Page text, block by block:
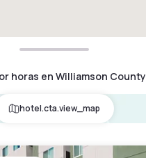
horas en Williamson County
hotel.cta.view_map